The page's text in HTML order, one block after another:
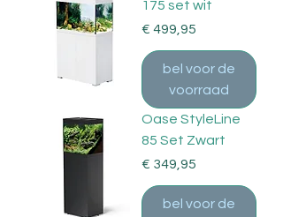
175 set wit
Prijs
€ 499,95
bel voor de
voorraad
Oase StyleLine
85 Set Zwart
Prijs
€ 349,95
bel voor de